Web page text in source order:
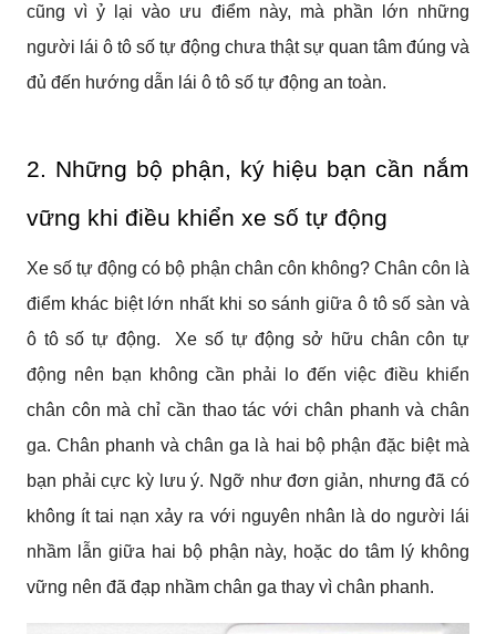
cũng vì ỷ lại vào ưu điểm này, mà phần lớn những
người lái ô tô số tự động chưa thật sự quan tâm đúng và
đủ đến hướng dẫn lái ô tô số tự động an toàn.
2. Những bộ phận, ký hiệu bạn cần nắm
vững khi điều khiển xe số tự động
Xe số tự động có bộ phận chân côn không? Chân côn là
điểm khác biệt lớn nhất khi so sánh giữa ô tô số sàn và
ô tô số tự động.  Xe số tự động sở hữu chân côn tự
động nên bạn không cần phải lo đến việc điều khiển
chân côn mà chỉ cần thao tác với chân phanh và chân
ga. Chân phanh và chân ga là hai bộ phận đặc biệt mà
bạn phải cực kỳ lưu ý. Ngỡ như đơn giản, nhưng đã có
không ít tai nạn xảy ra với nguyên nhân là do người lái
nhầm lẫn giữa hai bộ phận này, hoặc do tâm lý không
vững nên đã đạp nhầm chân ga thay vì chân phanh.